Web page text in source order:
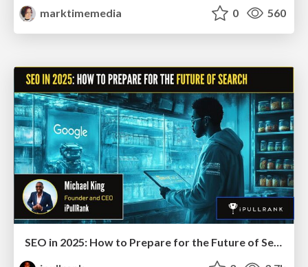
marktimemedia
0 560
SEO in 2025: How to Prepare for the Future of Search